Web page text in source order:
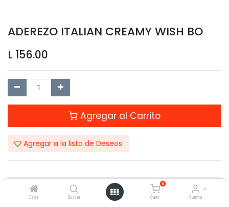
Casa Buscar
0
Carro Cuenta
ADEREZO ITALIAN CREAMY WISH BO
L 156.00
Agregar al Carrito
Agregar a la lista de Deseos
Compartir este Producto: